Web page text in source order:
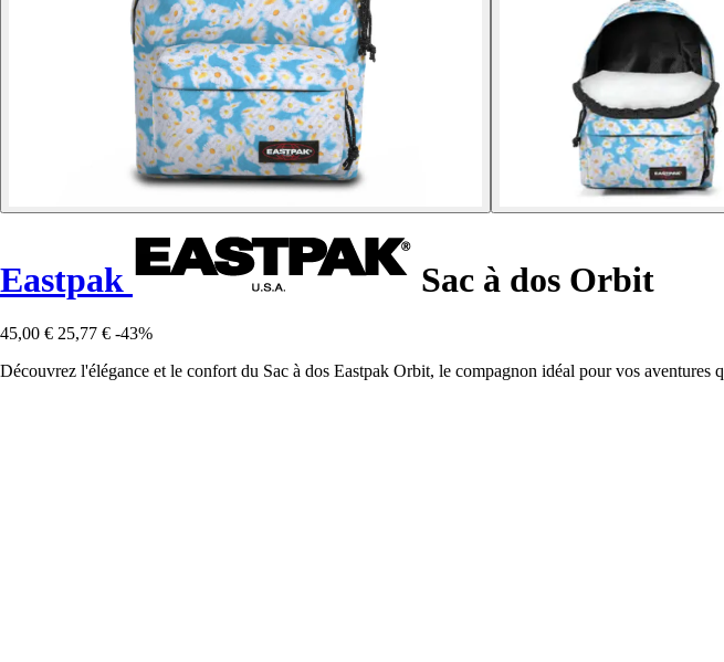
Eastpak Sac à dos Orbit
45,00 € 25,77 € -43%
Découvrez l'élégance et le confort du Sac à dos Eastpak Orbit, le compagnon idéal pour vos aventures